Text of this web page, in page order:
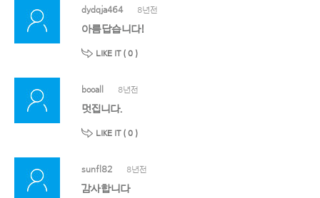
dydqja464 8년전
아름답습니다!
LIKE IT ( 0 )
booall 8년전
멋집니다.
LIKE IT ( 0 )
sunfl82 8년전
감사합니다